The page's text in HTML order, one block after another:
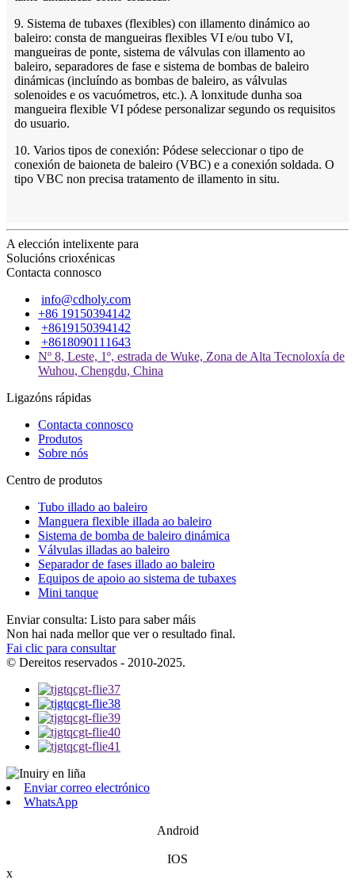
9. Sistema de tubaxes (flexibles) con illamento dinámico ao
baleiro: consta de mangueiras flexibles VI e/ou tubo VI,
mangueiras de ponte, sistema de válvulas con illamento ao
baleiro, separadores de fase e sistema de bombas de baleiro
dinámicas (incluíndo as bombas de baleiro, as válvulas
solenoides e os vacuómetros, etc.). A lonxitude dunha soa
mangueira flexible VI pódese personalizar segundo os requisitos
do usuario.
10. Varios tipos de conexión: Pódese seleccionar o tipo de
conexión de baioneta de baleiro (VBC) e a conexión soldada. O
tipo VBC non precisa tratamento de illamento in situ.
A elección intelixente para
Solucións crioxénicas
Contacta connosco
info@cdholy.com
+86 19150394142
+8619150394142
+8618090111643
Nº 8, Leste, 1º, estrada de Wuke, Zona de Alta Tecnoloxía de
Wuhou, Chengdu, China
Ligazóns rápidas
Contacta connosco
Produtos
Sobre nós
Centro de produtos
Tubo illado ao baleiro
Manguera flexible illada ao baleiro
Sistema de bomba de baleiro dinámica
Válvulas illadas ao baleiro
Separador de fases illado ao baleiro
Equipos de apoio ao sistema de tubaxes
Mini tanque
Enviar consulta: Listo para saber máis
Non hai nada mellor que ver o resultado final.
Fai clic para consultar
© Dereitos reservados - 2010-2025.
Enviar correo electrónico
WhatsApp
Android
IOS
x